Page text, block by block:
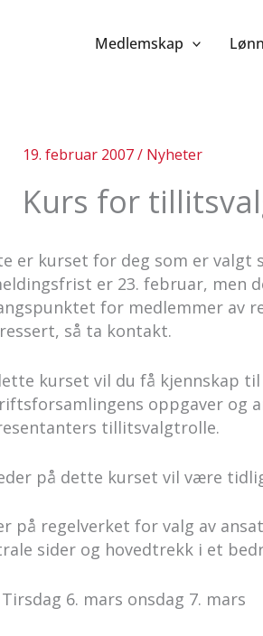
Medlemskap
19. februar 2007/ Nyheter
Kurs for
er kurset for deg som er
er 23. februar, men
for medlemmer av
så ta kontakt.
kurset vil du få kjennskap
oppgaver og
tillitsvalgtrolle.
på dette kurset vil være
på regelverket for valg av
sider og hovedtrekk i et
6. mars onsdag 7. mars